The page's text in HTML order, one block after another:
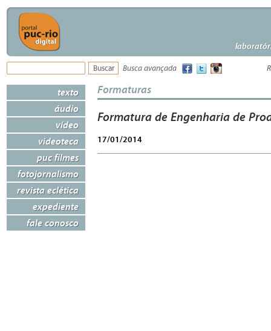
Busca avançada
texto
áudio
vídeo
videoteca
puc filmes
fotojornalismo
revista eclética
expediente
fale conosco
Formaturas
Formatura de Engenharia de
17/01/2014